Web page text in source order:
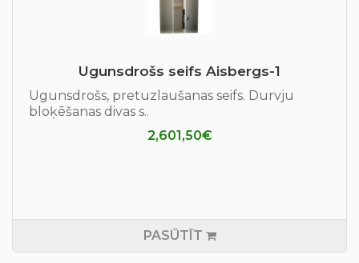
Ugunsdrošs seifs Aisbergs-1
Ugunsdrošs, pretuzlaušanas seifs. Durvju
bloķēšanas divas s..
2,601,50€
PASŪTĪT